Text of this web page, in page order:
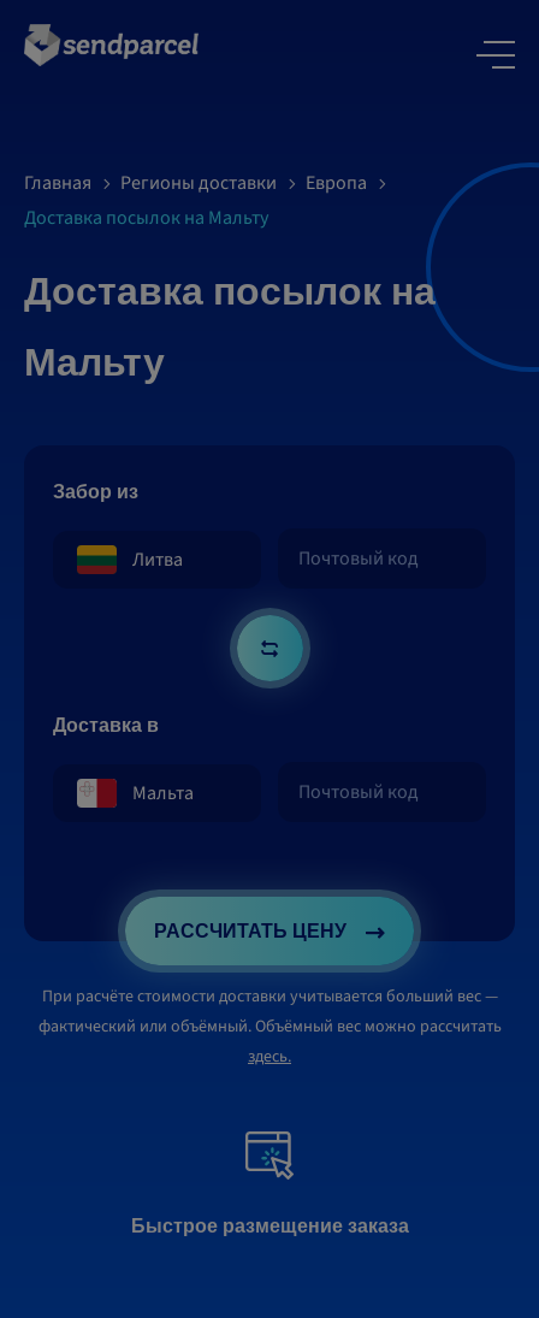
Главная Регионы доставки
Европа
Доставка посылок на Мальту
Доставка посылок на
Мальту
Забор из
Доставка в
РАССЧИТАТЬ ЦЕНУ
При расчёте стоимости доставки учитывается больший вес —
фактический или объёмный. Объёмный вес можно рассчитать
здесь.
Быстрое размещение заказа